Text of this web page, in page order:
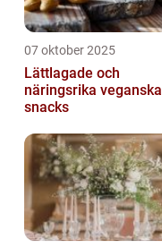
07 oktober 2025
Lättlagade och
näringsrika veganska
snacks